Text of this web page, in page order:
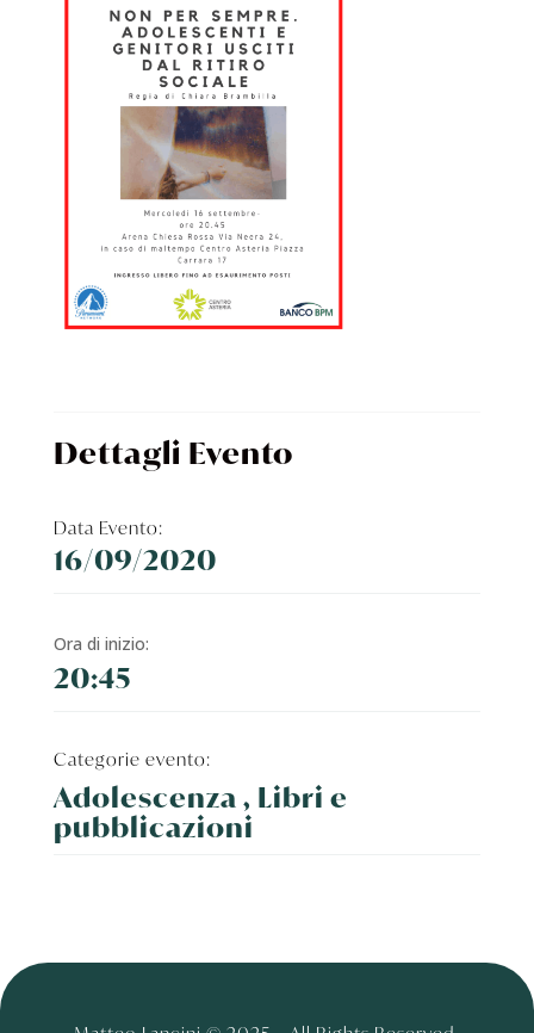
Dettagli Evento
Data Evento:
16/09/2020
Ora di inizio:
20:45
Categorie evento:
Adolescenza , Libri e
pubblicazioni